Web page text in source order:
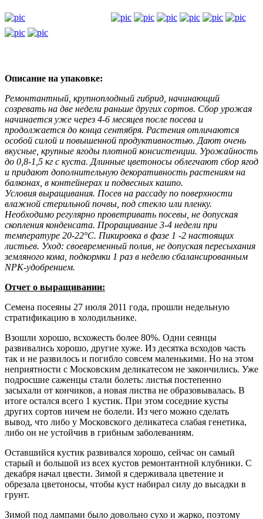
Описание на упаковке:
Ремонтантный, крупноплодный гибрид, начинающий
созревать на две недели раньше других сортов. Сбор урожая
начинается уже через 4-6 месяцев после посева и
продолжается до конца сентября. Растения отличаются
особой силой и повышенной продуктивностью. Дают очень
вкусные, крупные ягоды плотной консистенции. Урожайность
до 0,8-1,5 кг с куста. Длинные цветоносы облегчают сбор ягод
и придают дополнительную декоративность растениям на
балконах, в контейнерах и подвесных кашпо.
Условия выращивания. Посев на рассаду по поверхности
влажной стерильной почвы, под стекло или пленку.
Необходимо регулярно проветривать посевы, не допуская
скопления конденсата. Проращивание 3-4 недели при
температуре 20-22°С. Пикировка в фазе 1 -2 настоящих
листьев. Уход: своевременный полив, не допуская пересыхания
земляного кома, подкормки 1 раз в неделю сбалансированным
NPK-удобрением.
Отчет о выращивании:
Семена посеяны 27 июля 2011 года, прошли недельную
стратификацию в холодильнике.
Взошли хорошо, всхожесть более 80%. Одни сеянцы
развивались хорошо, другие хуже. Из десятка всходов часть
так и не развилось и погибло совсем маленькими. Но на этом
неприятности с Московским деликатесом не закончились. Уже
подросшие саженцы стали болеть: листья постепенно
засыхали от кончиков, а новая листва не образовывалась. В
итоге остался всего 1 кустик. При этом соседние кусты
других сортов ничем не болели. Из чего можно сделать
вывод, что либо у Московского деликатеса слабая генетика,
либо он не устойчив в грибным заболеваниям.
Оставшийся кустик развивался хорошо, сейчас он самый
старый и большой из всех кустов ремонтантной клубники. С
декабря начал цвести. Зимой я сдерживала цветение и
обрезала цветоносы, чтобы куст набирал силу до высадки в
грунт.
Зимой под лампами было довольно сухо и жарко, поэтому